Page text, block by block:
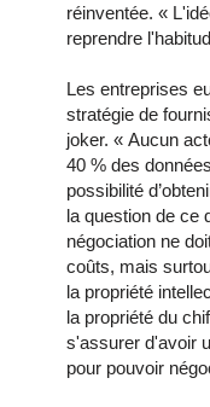
réinventée. «
reprendre
Les entreprises
stratégie de
joker. « Aucun
40 % des
possibilité
la question de ce
négociation ne
coûts, mais
la propriété
la propriété du
s'assurer d'avoir
pour pouvoir